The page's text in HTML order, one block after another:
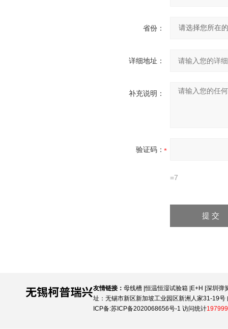
省份：
详细地址：
补充说明：
验证码：
=7
友情链接： 母线槽 |恒温恒湿试验箱 E+H 深圳弹
址：无锡市新区新加坡工业园区新洲人家31-19号
ICP备:苏ICP备2020068656号-1 访问统计197999